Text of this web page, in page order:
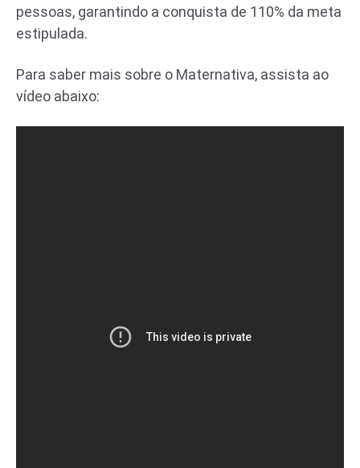
pessoas, garantindo a conquista de 110% da meta
estipulada.
Para saber mais sobre o Maternativa, assista ao
vídeo abaixo: